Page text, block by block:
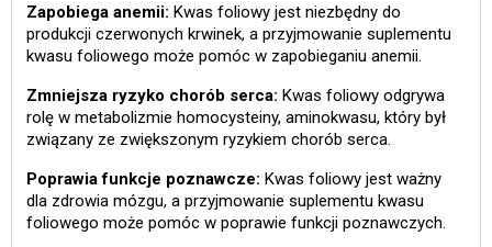
Zapobiega anemii: Kwas foliowy jest niezbędny do
produkcji czerwonych krwinek, a przyjmowanie suplementu
kwasu foliowego może pomóc w zapobieganiu anemii.
Zmniejsza ryzyko chorób serca: Kwas foliowy odgrywa
rolę w metabolizmie homocysteiny, aminokwasu, który był
związany ze zwiększonym ryzykiem chorób serca.
Poprawia funkcje poznawcze: Kwas foliowy jest ważny
dla zdrowia mózgu, a przyjmowanie suplementu kwasu
foliowego może pomóc w poprawie funkcji poznawczych.